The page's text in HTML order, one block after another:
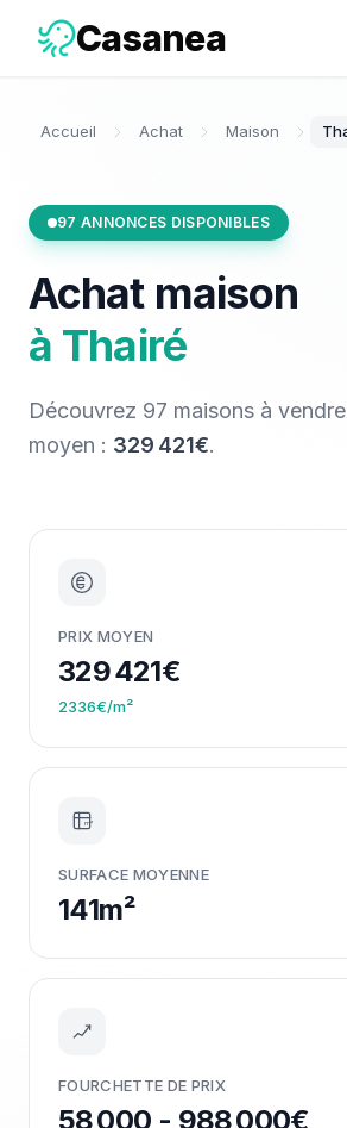
Casanea
Accueil Achat Maison
97 ANNONCES DISPONIBLES
Achat maison
à Thairé
Découvrez 97 maisons à vendre
moyen : 329 421€.
PRIX MOYEN
329 421€
2336€/m²
m²
SURFACE MOYENNE
141m²
FOURCHETTE DE PRIX
58 000 - 988 000€